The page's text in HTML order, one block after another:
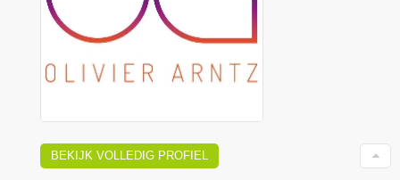
BEKIJK VOLLEDIG PROFIEL